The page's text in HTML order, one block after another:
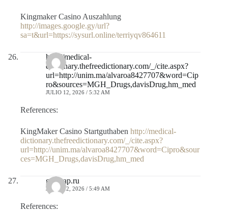
Kingmaker Casino Auszahlung
http://images.google.gy/url?
sa=t&url=https://sysurl.online/terriyqv864611
http://medical-
dictionary.thefreedictionary.com/_/cite.aspx?
url=http://unim.ma/alvaroa8427707&word=Cip
ro&sources=MGH_Drugs,davisDrug,hm_med
JULIO 12, 2026 / 5:32 AM
References:
KingMaker Casino Startguthaben http://medical-
dictionary.thefreedictionary.com/_/cite.aspx?
url=http://unim.ma/alvaroa8427707&word=Cipro&sour
ces=MGH_Drugs,davisDrug,hm_med
gazmap.ru
JULIO 12, 2026 / 5:49 AM
References: